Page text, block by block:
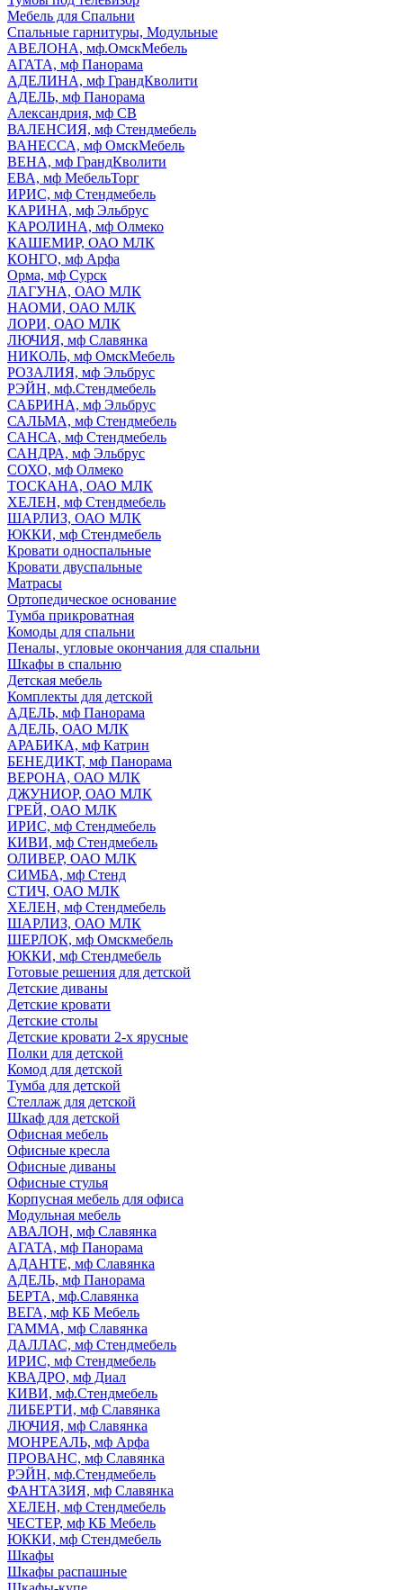
Мебель для Спальни
Спальные гарнитуры, Модульные
АВЕЛОНА, мф.ОмскМебель
АГАТА, мф Панорама
АДЕЛИНА, мф ГрандКволити
АДЕЛЬ, мф Панорама
Александрия, мф СВ
ВАЛЕНСИЯ, мф Стендмебель
ВАНЕССА, мф ОмскМебель
ВЕНА, мф ГрандКволити
ЕВА, мф МебельТорг
ИРИС, мф Стендмебель
КАРИНА, мф Эльбрус
КАРОЛИНА, мф Олмеко
КАШЕМИР, ОАО МЛК
КОНГО, мф Арфа
Орма, мф Сурск
ЛАГУНА, ОАО МЛК
НАОМИ, ОАО МЛК
ЛОРИ, ОАО МЛК
ЛЮЧИЯ, мф Славянка
НИКОЛЬ, мф ОмскМебель
РОЗАЛИЯ, мф Эльбрус
РЭЙН, мф.Стендмебель
САБРИНА, мф Эльбрус
САЛЬМА, мф Стендмебель
САНСА, мф Стендмебель
САНДРА, мф Эльбрус
СОХО, мф Олмеко
ТОСКАНА, ОАО МЛК
ХЕЛЕН, мф Стендмебель
ШАРЛИЗ, ОАО МЛК
ЮККИ, мф Стендмебель
Кровати односпальные
Кровати двуспальные
Матрасы
Ортопедическое основание
Тумба прикроватная
Комоды для спальни
Пеналы, угловые окончания для спальни
Шкафы в спальню
Детская мебель
Комплекты для детской
АДЕЛЬ, мф Панорама
АДЕЛЬ, ОАО МЛК
АРАБИКА, мф Катрин
БЕНЕДИКТ, мф Панорама
ВЕРОНА, ОАО МЛК
ДЖУНИОР, ОАО МЛК
ГРЕЙ, ОАО МЛК
ИРИС, мф Стендмебель
КИВИ, мф Стендмебель
ОЛИВЕР, ОАО МЛК
СИМБА, мф Стенд
СТИЧ, ОАО МЛК
ХЕЛЕН, мф Стендмебель
ШАРЛИЗ, ОАО МЛК
ШЕРЛОК, мф Омскмебель
ЮККИ, мф Стендмебель
Готовые решения для детской
Детские диваны
Детские кровати
Детские столы
Детские кровати 2-х ярусные
Полки для детской
Комод для детской
Тумба для детской
Стеллаж для детской
Шкаф для детской
Офисная мебель
Офисные кресла
Офисные диваны
Офисные стулья
Корпусная мебель для офиса
Модульная мебель
АВАЛОН, мф Славянка
АГАТА, мф Панорама
АДАНТЕ, мф Славянка
АДЕЛЬ, мф Панорама
БЕРТА, мф.Славянка
ВЕГА, мф КБ Мебель
ГАММА, мф Славянка
ДАЛЛАС, мф Стендмебель
ИРИС, мф Стендмебель
КВАДРО, мф Диал
КИВИ, мф.Стендмебель
ЛИБЕРТИ, мф Славянка
ЛЮЧИЯ, мф Славянка
МОНРЕАЛЬ, мф Арфа
ПРОВАНС, мф Славянка
РЭЙН, мф.Стендмебель
ФАНТАЗИЯ, мф Славянка
ХЕЛЕН, мф Стендмебель
ЧЕСТЕР, мф КБ Мебель
ЮККИ, мф Стендмебель
Шкафы
Шкафы распашные